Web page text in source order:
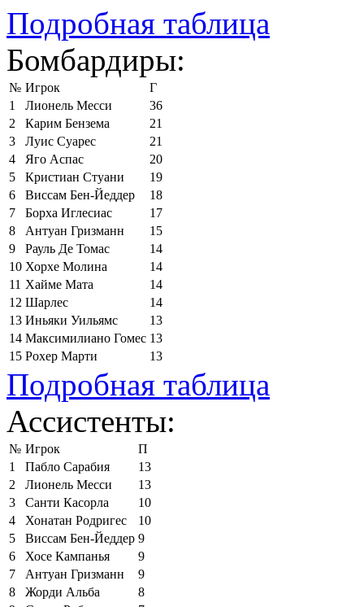
Подробная таблица
Бомбардиры:
№ Игрок
Г
1
Лионель Месси
36
2
Карим Бензема
21
3
Луис Суарес
21
4
Яго Аспас
20
5
Кристиан Стуани
19
6
Виссам Бен-Йеддер
18
7
Борха Иглесиас
17
8
Антуан Гризманн
15
9
Рауль Де Томас
14
10 Хорхе Молина
14
11 Хайме Мата
14
12 Шарлес
14
13 Иньяки Уильямс
13
14 Максимилиано Гомес 13
15 Рохер Марти 13
Подробная таблица
Ассистенты:
№ Игрок
П
1
Пабло Сарабия
13
2
Лионель Месси
13
3
Санти Касорла
10
4
Хонатан Родригес
10
5
Виссам Бен-Йеддер 9
6
Хосе Кампанья
9
7
Антуан Гризманн
9
8
Жорди Альба
8